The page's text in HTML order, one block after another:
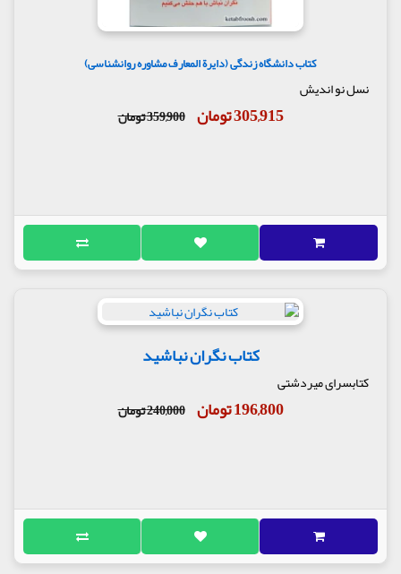
کتاب دانشگاه زندگی (دایرة المعارف مشاوره روانشناسی)
نسل نو اندیش
305,915 تومان 359,900 تومان
کتاب نگران نباشید
کتابسرای میردشتی
196,800 تومان 240,000 تومان